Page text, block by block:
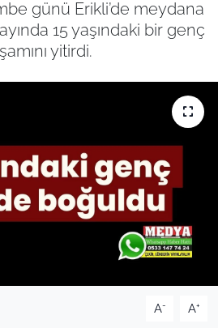
günü Erikli’de meydana
15 yaşındaki bir genç
yitirdi.
A- A+